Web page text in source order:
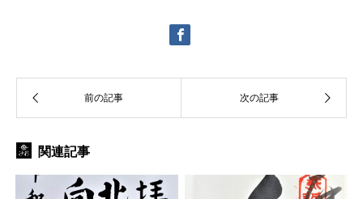
関連記事